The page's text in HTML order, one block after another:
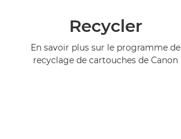
Recycler
En savoir plus sur le programme de
recyclage de cartouches de Canon